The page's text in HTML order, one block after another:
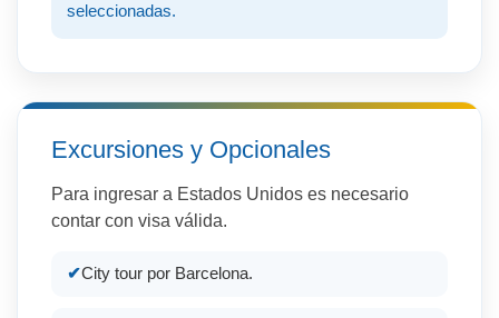
seleccionadas.
Excursiones y Opcionales
Para ingresar a Estados Unidos es necesario
contar con visa válida.
City tour por Barcelona.